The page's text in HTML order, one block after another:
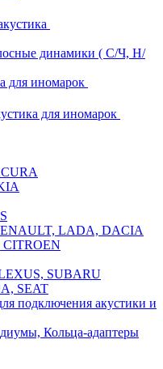
динамики ( С/Ч, Н/
для иномарок
для иномарок
LADA, DACIA
CITROEN
SUBARU
SEAT
подключения акустики и
Кольца-адаптеры